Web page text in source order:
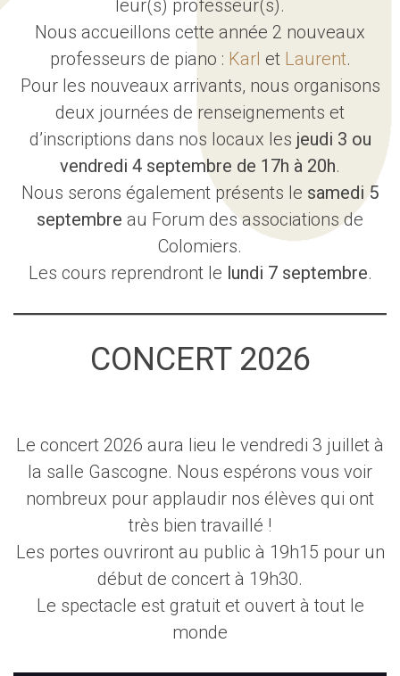
leur(s) professeur(s).
Nous accueillons cette année 2 nouveaux
professeurs de piano : Karl et Laurent.
Pour les nouveaux arrivants, nous organisons
deux journées de renseignements et
d’inscriptions dans nos locaux les jeudi 3 ou
vendredi 4 septembre de 17h à 20h.
Nous serons également présents le samedi 5
septembre au Forum des associations de
Colomiers.
Les cours reprendront le lundi 7 septembre.
CONCERT 2026
Le concert 2026 aura lieu le vendredi 3 juillet à
la salle Gascogne. Nous espérons vous voir
nombreux pour applaudir nos élèves qui ont
très bien travaillé !
Les portes ouvriront au public à 19h15 pour un
début de concert à 19h30.
Le spectacle est gratuit et ouvert à tout le
monde